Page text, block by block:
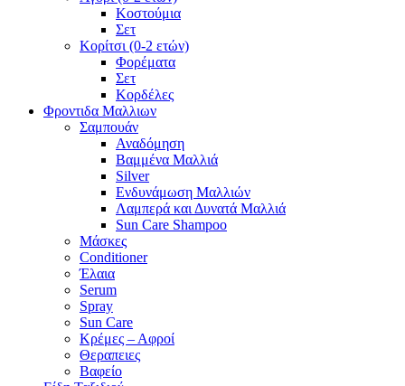
Κοστούμια
Σετ
Κορίτσι (0-2 ετών)
Φορέματα
Σετ
Κορδέλες
Φροντιδα Μαλλιων
Σαμπουάν
Αναδόμηση
Βαμμένα Μαλλιά
Silver
Ενδυνάμωση Μαλλιών
Λαμπερά και Δυνατά Μαλλιά
Sun Care Shampoo
Μάσκες
Conditioner
Έλαια
Serum
Spray
Sun Care
Κρέμες – Αφροί
Θεραπειες
Βαφείο